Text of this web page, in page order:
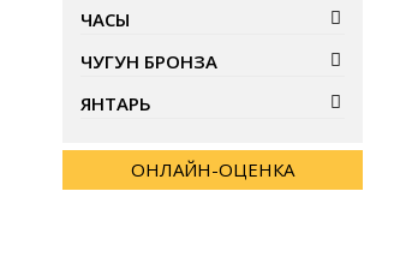
ЧАСЫ
ЧУГУН БРОНЗА
ЯНТАРЬ
ОНЛАЙН-ОЦЕНКА